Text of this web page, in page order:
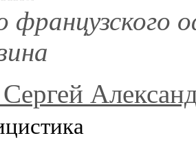
французского